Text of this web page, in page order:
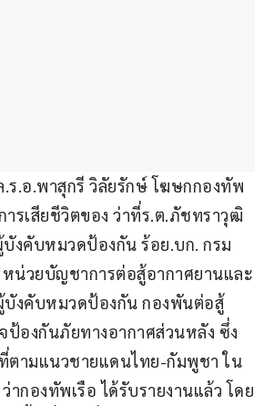
ร.อ.พาสุกรี วิลัยรักษ์ โฆษกกองทัพ
ารเสียชีวิตของ ว่าที่ร.ต.ภัชทราวุฒิ
งคับหมวดป้องกัน ร้อย.บก. กรม
น่วยบัญชาการต่อสู้อากาศยานและ
งคับหมวดป้องกัน กองพันต่อสู้
ป้องกันภัยทางอากาศส่วนหลัง ซึ่ง
ตามแนวชายแดนไทย-กัมพูชา ใน
กองทัพเรือ ได้รับรายงานแล้ว โดย